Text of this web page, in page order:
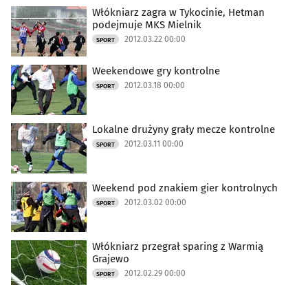
Włókniarz zagra w Tykocinie, Hetman
podejmuje MKS Mielnik
SPORT 2012.03.22 00:00
Weekendowe gry kontrolne
SPORT 2012.03.18 00:00
Lokalne drużyny grały mecze kontrolne
SPORT 2012.03.11 00:00
Weekend pod znakiem gier kontrolnych
SPORT 2012.03.02 00:00
Włókniarz przegrał sparing z Warmią
Grajewo
SPORT 2012.02.29 00:00